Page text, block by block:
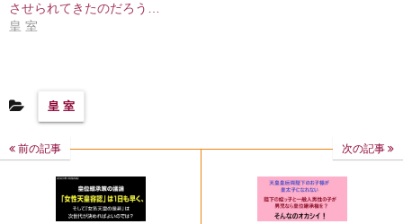
させられてきたのだろう…
皇 室
皇 室
前の記事 次の記事